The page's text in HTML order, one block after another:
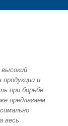
продукции и
при борьбе
предлагаем
весь